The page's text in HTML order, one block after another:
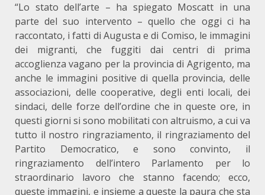
“Lo stato dell’arte – ha spiegato Moscatt in una
parte del suo intervento – quello che oggi ci ha
raccontato, i fatti di Augusta e di Comiso, le immagini
dei migranti, che fuggiti dai centri di prima
accoglienza vagano per la provincia di Agrigento, ma
anche le immagini positive di quella provincia, delle
associazioni, delle cooperative, degli enti locali, dei
sindaci, delle forze dell’ordine che in queste ore, in
questi giorni si sono mobilitati con altruismo, a cui va
tutto il nostro ringraziamento, il ringraziamento del
Partito Democratico, e sono convinto, il
ringraziamento dell’intero Parlamento per lo
straordinario lavoro che stanno facendo; ecco,
queste immagini, e insieme a queste la paura che sta